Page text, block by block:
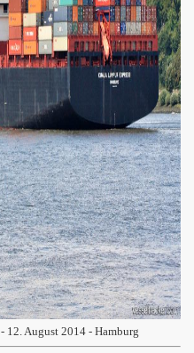
- 12. August 2014 - Hamburg